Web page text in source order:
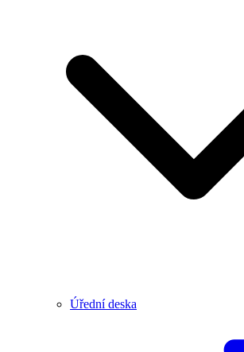
Úřední deska